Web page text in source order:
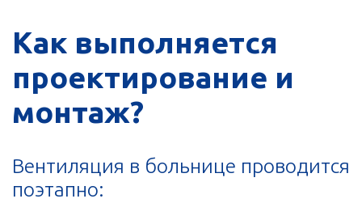
Как выполняется
проектирование и
монтаж?
Вентиляция в больнице проводится
поэтапно: